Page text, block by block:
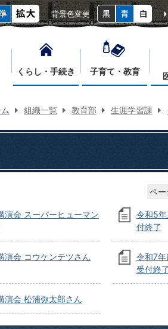
背景色変更
くらし・手続き 子育て・教育
組織一覧 教育部 生涯学習課
ペ
演会 スーパーヒューマン
令和5
付終了
演会 コウケンテツさん
令和7
受付終了
演会 松浦弥太郎さん